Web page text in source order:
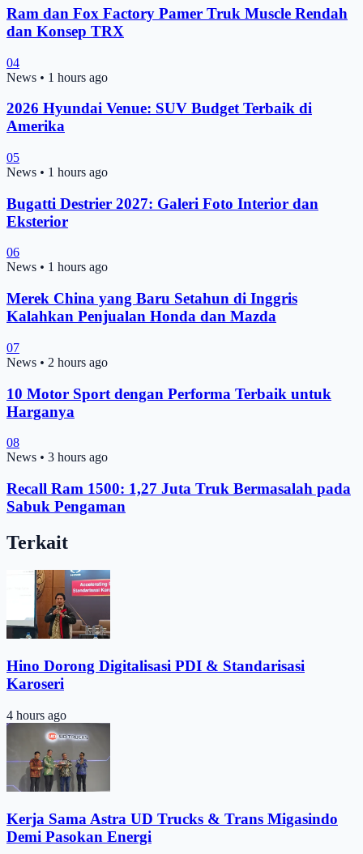
Ram dan Fox Factory Pamer Truk Muscle Rendah
dan Konsep TRX
04
News • 1 hours ago
2026 Hyundai Venue: SUV Budget Terbaik di
Amerika
05
News • 1 hours ago
Bugatti Destrier 2027: Galeri Foto Interior dan
Eksterior
06
News • 1 hours ago
Merek China yang Baru Setahun di Inggris
Kalahkan Penjualan Honda dan Mazda
07
News • 2 hours ago
10 Motor Sport dengan Performa Terbaik untuk
Harganya
08
News • 3 hours ago
Recall Ram 1500: 1,27 Juta Truk Bermasalah pada
Sabuk Pengaman
Terkait
Hino Dorong Digitalisasi PDI & Standarisasi
Karoseri
4 hours ago
Kerja Sama Astra UD Trucks & Trans Migasindo
Demi Pasokan Energi